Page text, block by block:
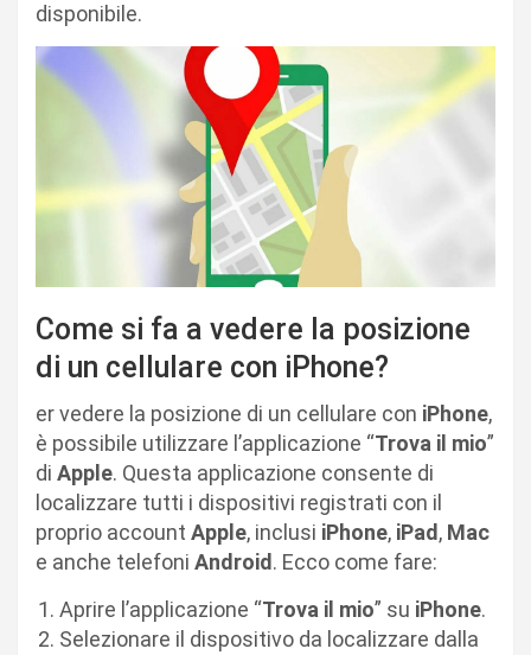
disponibile.
Come si fa a vedere la posizione
di un cellulare con iPhone?
er vedere la posizione di un cellulare con iPhone,
è possibile utilizzare l’applicazione “Trova il mio”
di Apple. Questa applicazione consente di
localizzare tutti i dispositivi registrati con il
proprio account Apple, inclusi iPhone, iPad , Mac
e anche telefoni Android . Ecco come fare:
Aprire l’applicazione “Trova il mio” su iPhone.
Selezionare il dispositivo da localizzare dalla